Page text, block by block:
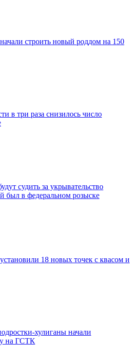
строить новый роддом на 150
в три раза снизилось число
судить за укрывательство
был в федеральном розыске
18 новых точек с квасом и
хулиганы начали
на ГСТК